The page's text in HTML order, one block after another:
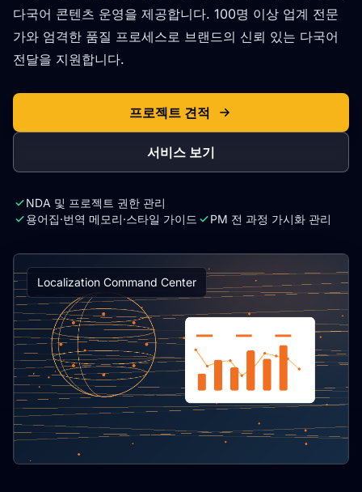
다국어 콘텐츠 운영을 제공합니다. 100명 이상 업계 전문
가와 엄격한 품질 프로세스로 브랜드의 신뢰 있는 다국어
전달을 지원합니다.
프로젝트 견적
서비스 보기
NDA 및 프로젝트 권한 관리
용어집·번역 메모리·스타일 가이드
PM 전 과정 가시화 관리
Localization Command Center